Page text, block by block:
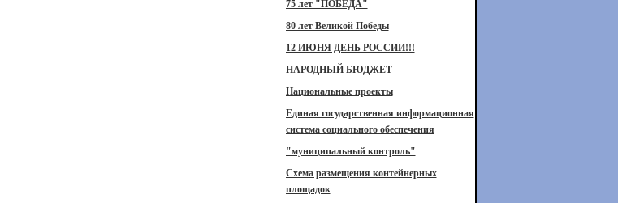
75 лет "ПОБЕДА"
80 лет Великой Победы
12 ИЮНЯ ДЕНЬ РОССИИ!!!
НАРОДНЫЙ БЮДЖЕТ
Национальные проекты
Единая государственная информационная
система социального обеспечения
"муниципальный контроль"
Схема размещения контейнерных
площадок